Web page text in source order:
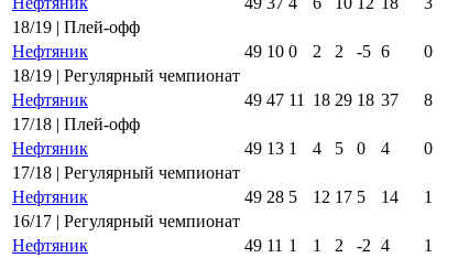
18/19 | Плей-офф
Нефтяник
49 10 0 2 2 -5 6 0
18/19 | Регулярный чемпионат
Нефтяник
49 47 11 18 29 18 37 8
17/18 | Плей-офф
Нефтяник
49 13 1 4 5 0 4 0
17/18 | Регулярный чемпионат
Нефтяник
49 28 5 12 17 5 14 1
16/17 | Регулярный чемпионат
Нефтяник
49 11 1 1 2 -2 4 1